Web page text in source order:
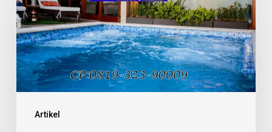
Artikel
Kaca
Recycle
pada
Kolam
Renang